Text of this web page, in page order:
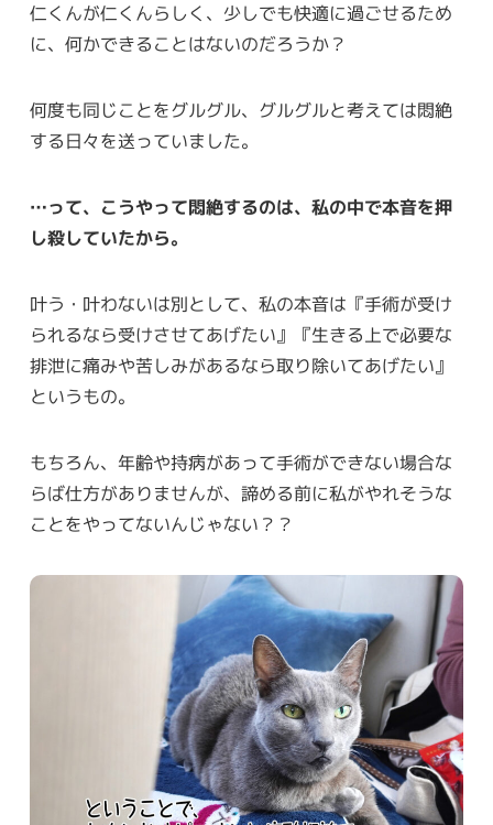
仁くんが仁くんらしく、少しでも快適に過ごせるため
に、何かできることはないのだろうか？
何度も同じことをグルグル、グルグルと考えては悶絶
する日々を送っていました。
…って、こうやって悶絶するのは、私の中で本音を押
し殺していたから。
叶う・叶わないは別として、私の本音は『手術が受け
られるなら受けさせてあげたい』『生きる上で必要な
排泄に痛みや苦しみがあるなら取り除いてあげたい』
というもの。
もちろん、年齢や持病があって手術ができない場合な
らば仕方がありませんが、諦める前に私がやれそうな
ことをやってないんじゃない？？